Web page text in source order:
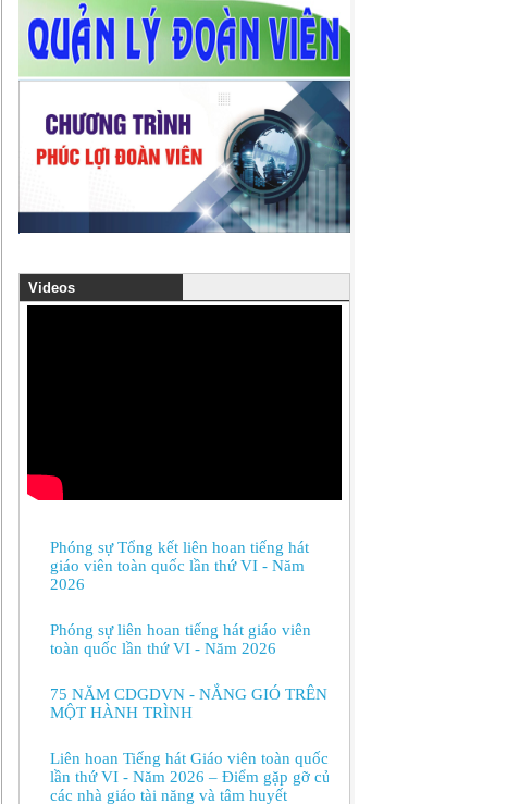
Videos
Phóng sự Tổng kết liên hoan tiếng hát
giáo viên toàn quốc lần thứ VI - Năm
2026
Phóng sự liên hoan tiếng hát giáo viên
toàn quốc lần thứ VI - Năm 2026
75 NĂM CDGDVN - NẮNG GIÓ TRÊN
MỘT HÀNH TRÌNH
Liên hoan Tiếng hát Giáo viên toàn quốc
lần thứ VI - Năm 2026 – Điểm gặp gỡ của
các nhà giáo tài năng và tâm huyết